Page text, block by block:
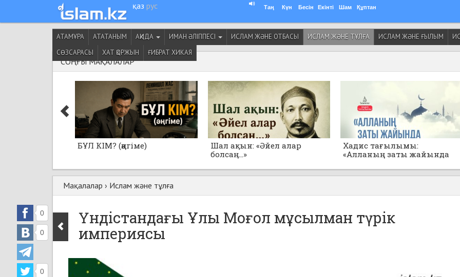
қаз рус Таң Күн Бесін Екінті Шам Құптан
АТАМҰРА АТАТАНЫМ АҚИДА ИМАН ӘЛІППЕСІ ИСЛАМ ЖӘНЕ ОТБАСЫ ИСЛАМ ЖӘНЕ ТҰЛҒА ИСЛАМ ЖӘНЕ ҒЫЛЫМ
СӨЗСАРАСЫ
ХАТ ҚОРЖЫН ҒИБРАТ ХИКАЯ
СОҢҒЫ МАҚАЛАЛАР
БҰЛ КІМ? (әңгіме)
Шал ақын: «Әйел алар
болсаң...»
Хадис тағылымы:
«Алланың заты жайында
Мақалалар › Ислам және тұлға
Үндістандағы Ұлы Моғол мұсылман түрік
империясы
0
0
0